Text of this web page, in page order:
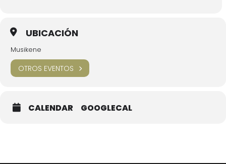
UBICACIÓN
Musikene
OTROS EVENTOS
CALENDAR GOOGLECAL